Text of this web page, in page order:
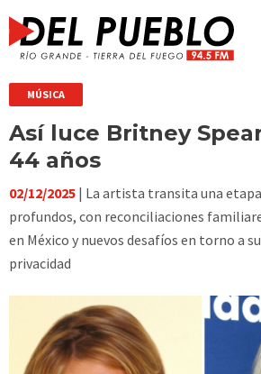
MÚSICA
Así luce Britney
44 años
02/12/2025 | La artista transita una
profundos, con reconciliaciones
en México y nuevos desafíos en torno a
privacidad